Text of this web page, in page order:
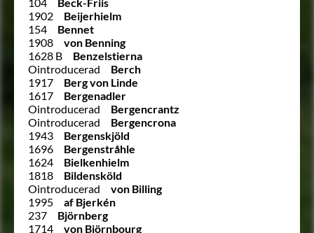
1902
Beijerhielm
154
Bennet
1908
von Benning
1628 B
Benzelstierna
Ointroducerad
Berch
1917
Berg von Linde
1617
Bergenadler
Ointroducerad
Bergencrantz
Ointroducerad
Bergencrona
1943
Bergenskjöld
1696
Bergenstråhle
1624
Bielkenhielm
1818
Bildensköld
Ointroducerad
von Billing
1995
af Bjerkén
237
Björnberg
1714
von Björnbourg